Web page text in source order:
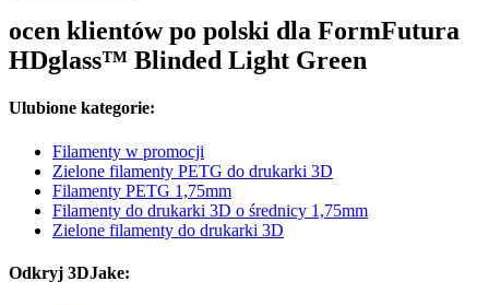
ocen klientów po polski dla FormFutura
HDglass™ Blinded Light Green
Ulubione kategorie:
Filamenty w promocji
Zielone filamenty PETG do drukarki 3D
Filamenty PETG 1,75mm
Filamenty do drukarki 3D o średnicy 1,75mm
Zielone filamenty do drukarki 3D
Odkryj 3DJake: